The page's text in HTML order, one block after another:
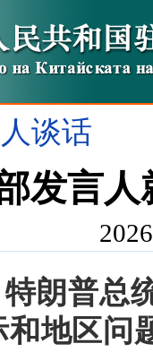
谈话
发言
朗普总
和地区问